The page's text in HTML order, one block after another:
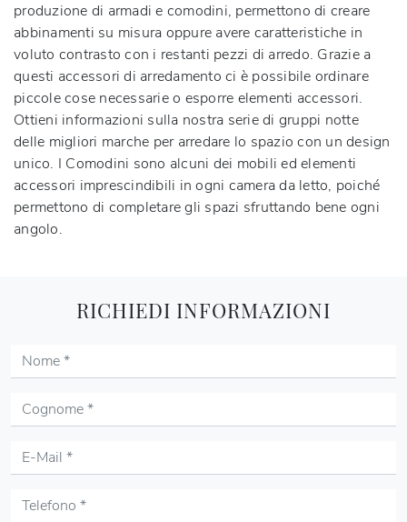
produzione di armadi e comodini, permettono di creare
abbinamenti su misura oppure avere caratteristiche in
voluto contrasto con i restanti pezzi di arredo. Grazie a
questi accessori di arredamento ci è possibile ordinare
piccole cose necessarie o esporre elementi accessori.
Ottieni informazioni sulla nostra serie di gruppi notte
delle migliori marche per arredare lo spazio con un design
unico. I Comodini sono alcuni dei mobili ed elementi
accessori imprescindibili in ogni camera da letto, poiché
permettono di completare gli spazi sfruttando bene ogni
angolo.
RICHIEDI INFORMAZIONI